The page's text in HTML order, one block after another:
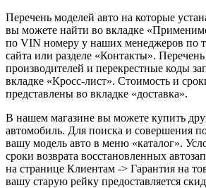
Перечень моделей авто на которые
вы можете найти во вкладке
по VIN номеру у наших менеджеров по
сайта или разделе «Контакты».
производителей и перекрестные коды
вкладке «Кросс-лист». Стоимость и
представлены во вкладке «доставка».
В нашем магазине вы можете купить
автомобиль. Для поиска и совершения
вашу модель авто в меню «каталог».
сроки возврата восстановленных
на странице Клиентам -> Гарантия на
вашу старую рейку предоставляется